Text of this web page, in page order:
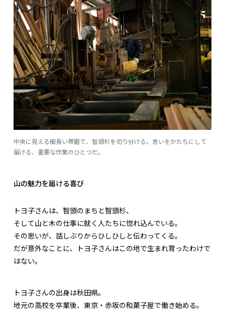
中央に見える細長い帯鋸で、智頭杉を切り分ける。思いをかたちにして
届ける、重要な作業のひとつだ。
山の魅力を届ける喜び
トヨ子さんは、智頭のまちと智頭杉、
そして山と木の仕事に就く人たちに惚れ込んでいる。
その思いが、話しぶりからひしひしと伝わってくる。
だが意外なことに、トヨ子さんはこの地で生まれ育ったわけで
はない。
トヨ子さんの出身は秋田県。
地元の高校を卒業後、東京・赤坂の和菓子屋で働き始める。